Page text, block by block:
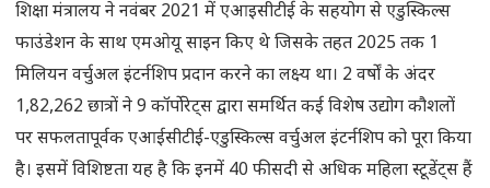
शिक्षा मंत्रालय ने नवंबर 2021 में एआइसीटीई के सहयोग से एडुस्किल्स
फाउंडेशन के साथ एमओयू साइन किए थे जिसके तहत 2025 तक 1
मिलियन वर्चुअल इंटर्नशिप प्रदान करने का लक्ष्य था। 2 वर्षों के अंदर
1,82,262 छात्रों ने 9 कॉर्पोरेट्स द्वारा समर्थित कई विशेष उद्योग कौशलों
पर सफलतापूर्वक एआईसीटीई-एडुस्किल्स वर्चुअल इंटर्नशिप को पूरा किया
है। इसमें विशिष्टता यह है कि इनमें 40 फीसदी से अधिक महिला स्टूडेंट्स हैं